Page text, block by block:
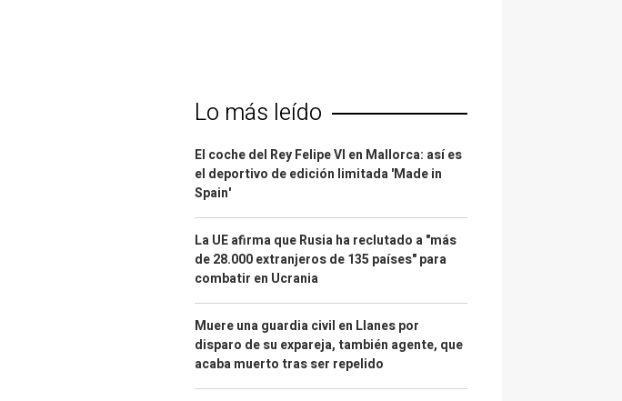
Lo más leído
El coche del Rey Felipe VI en Mallorca: así es
el deportivo de edición limitada 'Made in
Spain'
La UE afirma que Rusia ha reclutado a "más
de 28.000 extranjeros de 135 países" para
combatir en Ucrania
Muere una guardia civil en Llanes por
disparo de su expareja, también agente, que
acaba muerto tras ser repelido